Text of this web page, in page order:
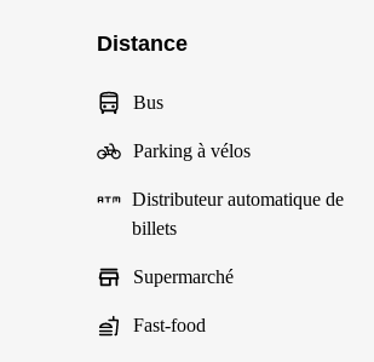
Distance
Bus
Parking à vélos
Distributeur automatique de
billets
Supermarché
Fast-food